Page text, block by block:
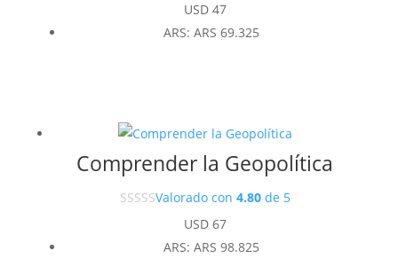
USD47
ARS: ARS 69.325
Comprender la Geopolítica
Valorado con 4.80de 5
USD67
ARS: ARS 98.825